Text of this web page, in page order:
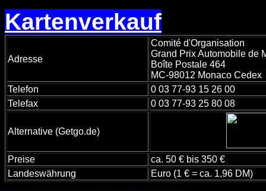
Kartenverkauf
Adresse
Comité d'Organisation
Grand Prix Automobile de
Boîte Postale 464
MC-98012 Monaco Cedex
Telefon
0 03 77-93 15 26 00
Telefax
0 03 77-93 25 80 08
Alternative (Getgo.de)
Preise
ca. 50 € bis 350 €
Landeswährung
Euro (1 € = ca. 1,96 DM)